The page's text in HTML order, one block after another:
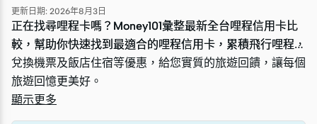
更新日期: 2026年8月3日
正在找尋哩程卡嗎？Money101彙整最新全台哩程信用卡比
較，幫助你快速找到最適合的哩程信用卡，累積飛行哩程，
兌換機票及飯店住宿等優惠，給您實質的旅遊回饋，讓每個
旅遊回憶更美好。
正在找尋哩程卡嗎？Money101彙整最新全台哩程信用卡比
較，幫助你快速找到最適合的哩程信用卡，累積飛行哩程，
兌換機票及飯店住宿等優惠，給您實質的旅遊回饋，讓每個
旅遊回憶更美好。
顯示更多